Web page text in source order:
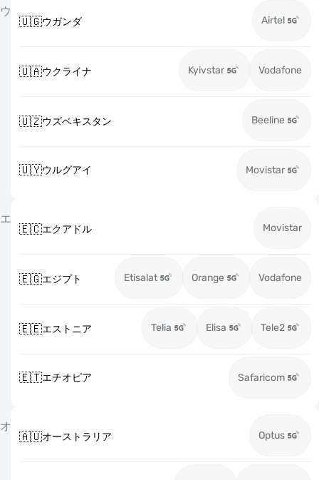
ウ
🇺🇬ウガンダ Airtel
🇺🇦ウクライナ Kyivstar Vodafone
🇺🇿ウズベキスタン Beeline
🇺🇾ウルグアイ Movistar
エ
🇪🇨エクアドル Movistar
🇪🇬エジプト Etisalat Orange Vodafone
🇪🇪エストニア Telia Elisa Tele2
🇪🇹エチオピア Safaricom
オ
🇦🇺オーストラリア Optus